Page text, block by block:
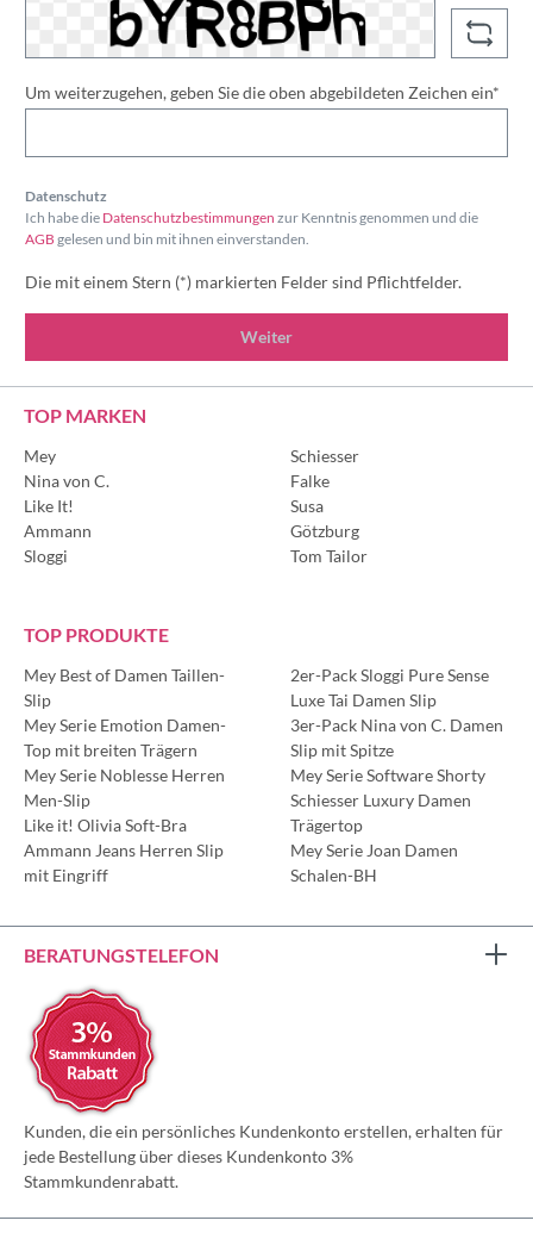
Um weiterzugehen, geben Sie die oben abgebildeten Zeichen ein*
Datenschutz
Ich habe die Datenschutzbestimmungen zur Kenntnis genommen und die
AGB gelesen und bin mit ihnen einverstanden.
Die mit einem Stern (*) markierten Felder sind Pflichtfelder.
Weiter
TOP MARKEN
Mey
Nina von C.
Like It!
Ammann
Sloggi
Schiesser
Falke
Susa
Götzburg
Tom Tailor
TOP PRODUKTE
Mey Best of Damen Taillen-
Slip
Mey Serie Emotion Damen-
Top mit breiten Trägern
Mey Serie Noblesse Herren
Men-Slip
Like it! Olivia Soft-Bra
Ammann Jeans Herren Slip
mit Eingriff
2er-Pack Sloggi Pure Sense
Luxe Tai Damen Slip
3er-Pack Nina von C. Damen
Slip mit Spitze
Mey Serie Software Shorty
Schiesser Luxury Damen
Trägertop
Mey Serie Joan Damen
Schalen-BH
BERATUNGSTELEFON
Kunden, die ein persönliches Kundenkonto erstellen, erhalten für
jede Bestellung über dieses Kundenkonto 3%
Stammkundenrabatt.